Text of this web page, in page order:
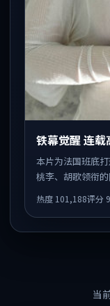
铁幕觉醒 连载
本片为法国班底
桃李、胡歌领衔
热度 101,188评分
当